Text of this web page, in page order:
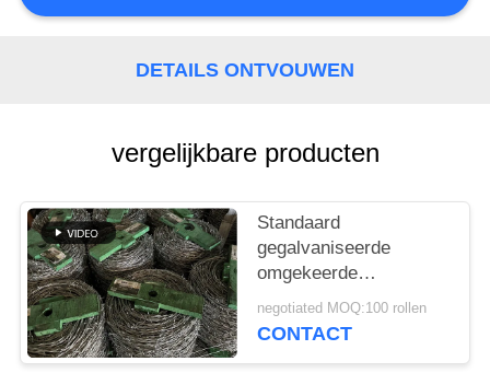
DETAILS ONTVOUWEN
vergelijkbare producten
Standaard
gegalvaniseerde
omgekeerde
draaibeveiliging
prikkeldraad Fabriek
negotiated MOQ:100 rollen
CONTACT